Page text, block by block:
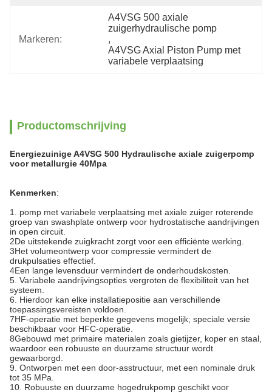
Markeren:
A4VSG 500 axiale
zuigerhydraulische pomp
,
A4VSG Axial Piston Pump met
variabele verplaatsing
Productomschrijving
Energiezuinige A4VSG 500 Hydraulische axiale zuigerpomp
voor metallurgie 40Mpa
Kenmerken:
1. pomp met variabele verplaatsing met axiale zuiger roterende
groep van swashplate ontwerp voor hydrostatische aandrijvingen
in open circuit.
2De uitstekende zuigkracht zorgt voor een efficiënte werking.
3Het volumeontwerp voor compressie vermindert de
drukpulsaties effectief.
4Een lange levensduur vermindert de onderhoudskosten.
5. Variabele aandrijvingsopties vergroten de flexibiliteit van het
systeem.
6. Hierdoor kan elke installatiepositie aan verschillende
toepassingsvereisten voldoen.
7HF-operatie met beperkte gegevens mogelijk; speciale versie
beschikbaar voor HFC-operatie.
8Gebouwd met primaire materialen zoals gietijzer, koper en staal,
waardoor een robuuste en duurzame structuur wordt
gewaarborgd.
9. Ontworpen met een door-asstructuur, met een nominale druk
tot 35 MPa.
10. Robuuste en duurzame hogedrukpomp geschikt voor